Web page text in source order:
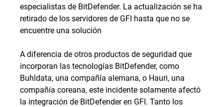
especialistas de BitDefender. La actualización se ha
retirado de los servidores de GFI hasta que no se
encuentre una solución
A diferencia de otros productos de seguridad que
incorporan las tecnologías BitDefender, como
Buhldata, una compañía alemana, o Hauri, una
compañía coreana, este incidente solamente afectó
la integración de BitDefender en GFI. Tanto los